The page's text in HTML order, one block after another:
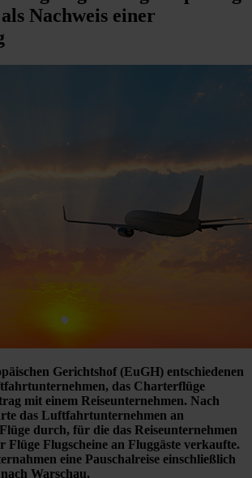
Nachweis einer
Gerichtshof (EuGH) entschiedenen
das Charterflüge
mit einem Reiseunternehmen. Nach
das Luftfahrtunternehmen an
durch, für die das Reiseunternehmen
Flüge Flugscheine an Fluggäste verkaufte.
eine Pauschalreise einschließlich
Warschau.